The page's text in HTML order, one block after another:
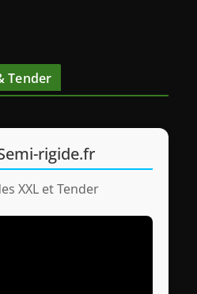
Tender
rigide.fr
XXL et Tender